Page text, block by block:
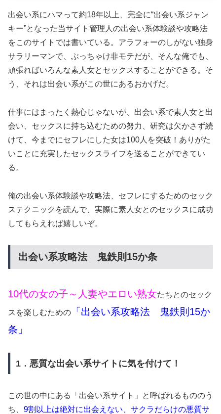
出会い系にハマって約18年以上、完全に“出会い系ジャン
キー”となった当サイト管理人の出会い系体験談や攻略法
をこのサイトでは書いている。アラフォーのしがない独身
サラリーマンで、ぶっちゃけ非モテだが、そんな俺でも、
頑張ればいろんな素人女とセックスすることができる。そ
う、それは出会い系がこの世にあるおかげだ。
仕事にはまったく熱心じゃないが、出会い系で素人女と出
会い、セックスに持ち込むための努力、研究は欠かさず続
けて、今までにセフレにした女は100人を突破！ありがた
いことに充実したセックスライフを送ることができてい
る。
俺の出会い系体験談や攻略法、セフレにするためのセック
ステクニックを読んで、実際に素人女とのセックスに成功
してもらえれば嬉しいぞ。
出会い系攻略法 鬼鉄則15か条
10代の女の子～人妻やエロい熟女たちとのセック
スを楽しむための
「出会い系攻略法 鬼鉄則15か
条」
1．悪質な出会い系サイトに気を付けて！
この世の中にある「出会い系サイト」と呼ばれるもののう
ち、 9割以上は絶対に出会えない、サクラだらけの悪質サ